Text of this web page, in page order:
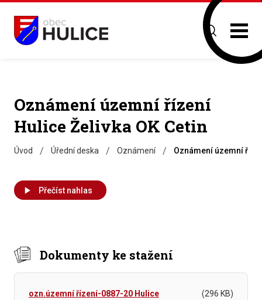
Oznámení územní řízení
Hulice Želivka OK Cetin
Úvod / Úřední deska / Oznámení / Oznámení územní
Přečíst nahlas
Dokumenty ke stažení
ozn.územní řízení-0887-20 Hulice
(296 KB)